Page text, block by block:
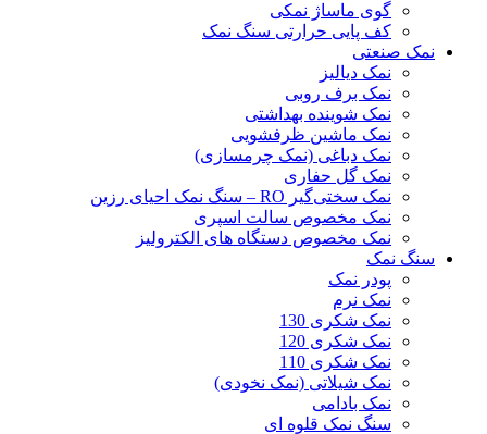
گوی ماساژ نمکی
کف پایی حرارتی سنگ نمک
نمک صنعتی
نمک دیالیز
نمک برف روبی
نمک شوینده بهداشتی
نمک ماشین ظرفشویی
نمک دباغی (نمک چرمسازی)
نمک گل حفاری
نمک سختی‌گیر RO – سنگ نمک احیای رزین
نمک مخصوص سالت اسپری
نمک مخصوص دستگاه های الکترولیز
سنگ نمک
پودر نمک
نمک نرم
نمک شکری 130
نمک شکری 120
نمک شکری 110
نمک شیلاتی (نمک نخودی)
نمک بادامی
سنگ نمک قلوه ای